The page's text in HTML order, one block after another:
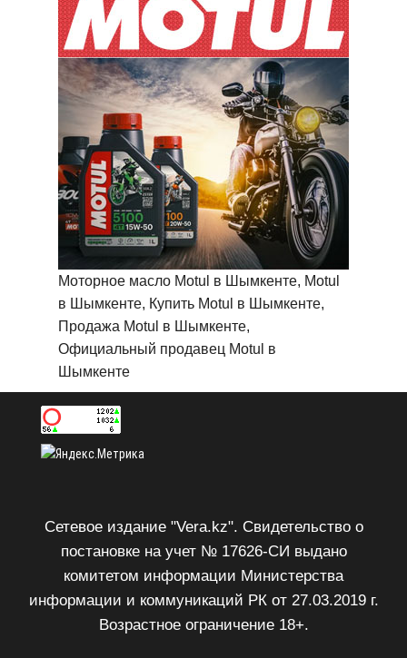
Моторное масло Motul в Шымкенте, Motul
в Шымкенте, Купить Motul в Шымкенте,
Продажа Motul в Шымкенте,
Официальный продавец Motul в
Шымкенте
Сетевое издание "Vera.kz". Свидетельство о
постановке на учет № 17626-СИ выдано
комитетом информации Министерства
информации и коммуникаций РК от 27.03.2019 г.
Возрастное ограничение 18+.